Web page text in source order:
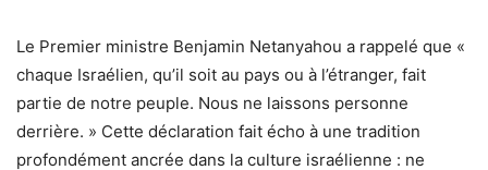
Le Premier ministre Benjamin Netanyahou a rappelé que «
chaque Israélien, qu’il soit au pays ou à l’étranger, fait
partie de notre peuple. Nous ne laissons personne
derrière. » Cette déclaration fait écho à une tradition
profondément ancrée dans la culture israélienne : ne